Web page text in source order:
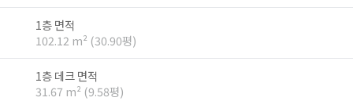
1층 면적
102.12 m² (30.90평)
1층 데크 면적
31.67 m² (9.58평)